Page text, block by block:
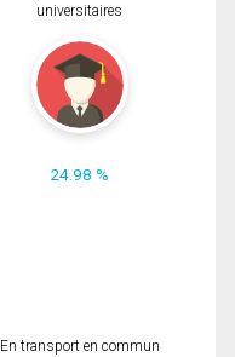
universitaires
24.98 %
En transport en commun